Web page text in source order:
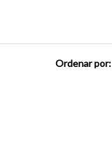
Ordenar por: